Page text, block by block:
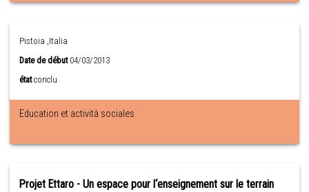
Pistoia ,Italia
Date de début04/03/2013
état conclu
Education et actività sociales
Projet Ettaro - Un espace pour l‘enseignement sur le terrain